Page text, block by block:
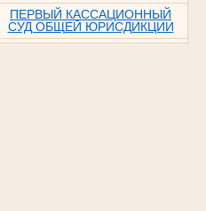
ПЕРВЫЙ КАССАЦИОННЫЙ
СУД ОБЩЕЙ ЮРИСДИКЦИИ